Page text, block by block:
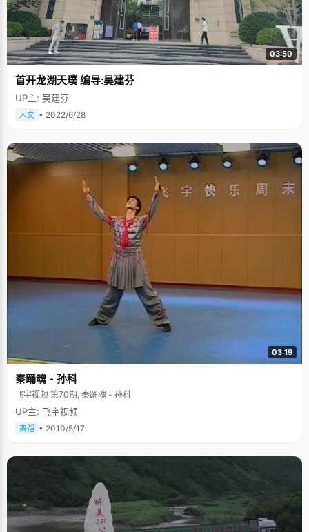
线，老师告诉他们，这是他骑行的路线，当时吕晔的第一反应是，哇，好
帅！于是，一个自行车梦就在她心底里生根发芽了。步入大学，她果断加入
了自行车协会，并且参加了一次从北大骑行到怀柔黄花城，不巧的是，那天
的天气非常恶劣，骑到中间的休息站的时候，即使已经带好了防护工具，大
家依旧是嘴里，头发里都是沙。但是，通过这次艰难的活动，让吕晔觉得这
是锻炼身体和意志品质非常好的机会。当然，在吕晔心中，她也希望有机会
的梦 小的时候，吕晔总期望着长大能够成为像居里夫人那样的科学家，因为
时候吕晔总是希望能够通过不断努力，达到这样的水平。虽然现在离居里夫
人梦渐行渐远了，但是通过在北大，吕晔也在不断找到了属于她的长大了的
远不如高中的时候好预测，所以还是希望能够以小的进步取得成功。"
03:50
首开龙湖天璞 编导:吴建芬
UP主: 吴建芬
人文 • 2022/6/28
03:19
秦踊魂 - 孙科
飞宇视频 第70期, 秦踊魂 - 孙科
UP主: 飞宇视频
舞蹈 • 2010/5/17